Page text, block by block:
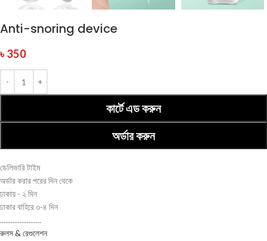
Anti-snoring device
৳350
কার্টে এড করুন
অর্ডার করুন
ডেলিভারি টাইম
অর্ডার করার পরের দিন থেকে
ঢাকায় - ২ দিন
ঢাকার বাহিরে ৩-৪ দিন
.......................
রুলস & রেগুলেশন